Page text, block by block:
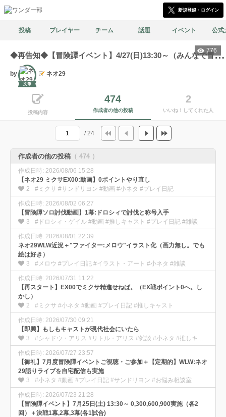
新規登録・ログイン
投稿 プレイヤー チーム 話題 イベント 公式
776◆
再告知◆【冒険譚イベント】4/27(日)13:30～（みんなで冒険） 0,300,600,900帯（各2回）＋決戦1幕実施（1回）
by
文筆
ネオ29
投稿内容
474
作成者の他の投稿
2
いいね！してくれた人
/ 24
作成者の他の投稿 （ 474 ）
作成日時: 2026/08/06 15:28
【ネオ29 ミクサEX00:動画】0ポイントやり直し
2
#ミクサ #サンドリヨン #動画 #小ネタ #プレイ日記
作成日時: 2026/08/02 06:27
【冒険譚ソロ討伐動画】1幕:ドロシィで討伐と称号入手
3
#ドロシィ・ゲイル #動画 #推しキャスト #プレイ日記 #雑談
作成日時: 2026/08/01 22:39
ネオ29WLW近況＋"ファイター:メロウ"イラスト化（画力無し。でも
絵は好き）
3
#メロウ #プレイ日記 #イラスト・アート #小ネタ #雑談
作成日時: 2026/07/31 11:22
【再スタート】EX00でミクサ精進せねば。（EX戦ポイント0へ。し
かし）
2
#ミクサ #小ネタ #動画 #プレイ日記 #推しキャスト
作成日時: 2026/07/30 09:21
【即興】もしもキャストが現代社会にいたら
3
#シャドウ・アリス #リトル・アリス #雑談 #小ネタ #推しキャスト
作成日時: 2026/07/27 23:57
【御礼】7月度冒険譚イベントご視聴・ご参加＋【定期的】WLW:ネオ
29語りライブを自宅配信も実施
3
#小ネタ #動画 #プレイ日記 #サンドリヨン #お悩み相談室
作成日時: 2026/07/23 21:28
【冒険譚イベント】7月25日(土) 13:30～ 0,300,600,900実施（各2
回）＋決戦1幕,2幕,3幕(各1試合)